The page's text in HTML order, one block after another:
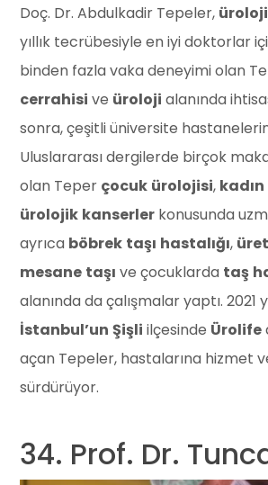
Doç. Dr. Abdulkadir Tepeler, üroloji
yıllık tecrübesiyle en iyi doktorlar
binden fazla vaka deneyimi olan
cerrahisi ve üroloji alanında
sonra, çeşitli üniversite
Uluslararası dergilerde birçok
olan Teper çocuk ürolojisi, kadın
ürolojik kanserler konusunda
ayrıca böbrek taşı hastalığı,
mesane taşı ve çocuklarda taş
alanında da çalışmalar yaptı. 2021
İstanbul’un Şişli ilçesinde Ürolife
açan Tepeler, hastalarına hizmet
sürdürüyor.
34. Prof. Dr.